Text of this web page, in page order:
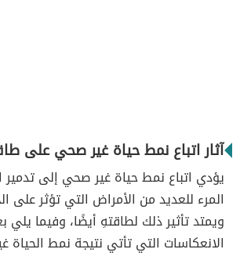
آثار اتباع نمط حياة غير صحي على
يؤدي اتباع نمط حياة غير صحي إلى
المرء للعديد من الأمراض التي تؤثر على
ويمتد تأثير ذلك لطاقتهِ أيضًا، وفيما
الانعكاسات التي تأتي نتيجة نمط الحياة